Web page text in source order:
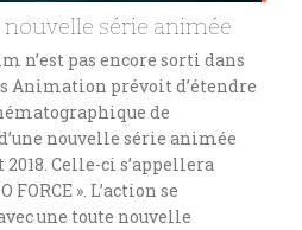
série animée
n’est pas encore sorti dans
Animation prévoit d’étendre
de
nouvelle série animée
Celle-ci s’appellera
FORCE ». L’action se
une toute nouvelle